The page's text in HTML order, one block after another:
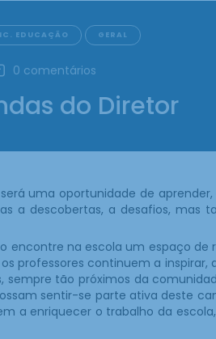
EDUCAÇÃO GERAL
0 comentários
do Diretor
uma oportunidade de aprender,
descobertas, a desafios, mas
na escola um espaço de
professores continuem a inspirar,
tão próximos da
sentir-se parte ativa deste
a enriquecer o trabalho da